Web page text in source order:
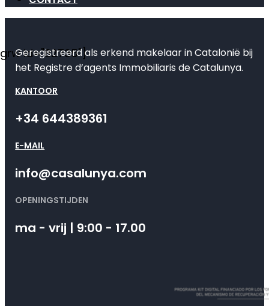
id="82735"]
Geregistreerd als erkend makelaar in Catalonië bij
het Registre d’agents Immobiliaris de Catalunya.
KANTOOR
+34 644389361
E-MAIL
info@casalunya.com
OPENINGSTIJDEN
ma - vrij | 9:00 - 17.00